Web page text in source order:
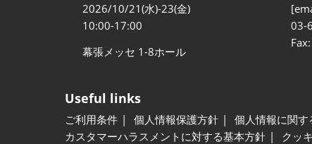
2026/10/21(水)-23(金)
10:00-17:00
幕張メッセ 1-8ホール
03-
Useful links
ご利用条件 個人情報保護方針 個人情報に関
カスタマーハラスメントに対する基本方針
クッ